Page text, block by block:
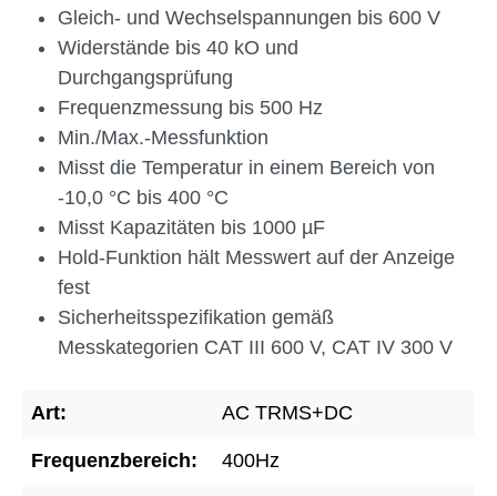
Gleich- und Wechselspannungen bis 600 V
Widerstände bis 40 kO und
Durchgangsprüfung
Frequenzmessung bis 500 Hz
Min./Max.-Messfunktion
Misst die Temperatur in einem Bereich von
-10,0 °C bis 400 °C
Misst Kapazitäten bis 1000 µF
Hold-Funktion hält Messwert auf der Anzeige
fest
Sicherheitsspezifikation gemäß
Messkategorien CAT III 600 V, CAT IV 300 V
Art: AC TRMS+DC
Frequenzbereich: 400Hz